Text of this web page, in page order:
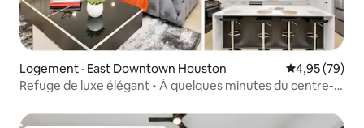
Logement · East Downtown Houston Note
4,95 (79)
Refuge de luxe élégant • À quelques minutes du centre-